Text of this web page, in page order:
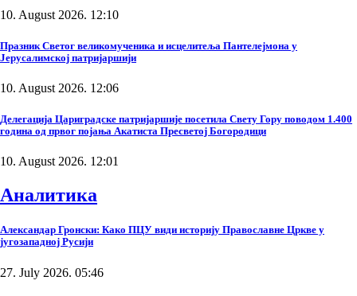
10. August 2026. 12:10
Празник Светог великомученика и исцелитеља Пантелејмона у
Јерусалимској патријаршији
10. August 2026. 12:06
Делегација Цариградске патријаршије посетила Свету Гору поводом 1.400
година од првог појања Акатиста Пресветој Богородици
10. August 2026. 12:01
Аналитика
Александар Гронски: Како ПЦУ види историју Православне Цркве у
југозападној Русији
27. July 2026. 05:46